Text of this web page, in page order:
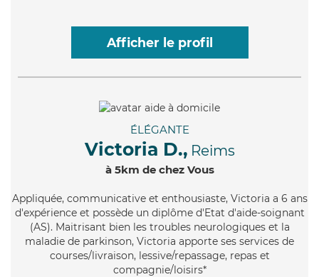
Afficher le profil
ÉLÉGANTE
Victoria D., Reims
à 5km de chez Vous
Appliquée, communicative et enthousiaste, Victoria a 6 ans
d'expérience et possède un diplôme d'Etat d'aide-soignant
(AS). Maitrisant bien les troubles neurologiques et la
maladie de parkinson, Victoria apporte ses services de
courses/livraison, lessive/repassage, repas et
compagnie/loisirs*